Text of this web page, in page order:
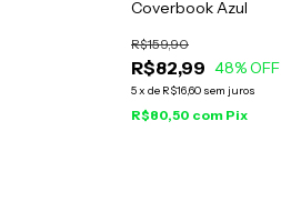
Coverbook Azul
R$82,99
R$159,90
48% OFF
5x de R$16,60 sem juros
R$80,50 com Pix